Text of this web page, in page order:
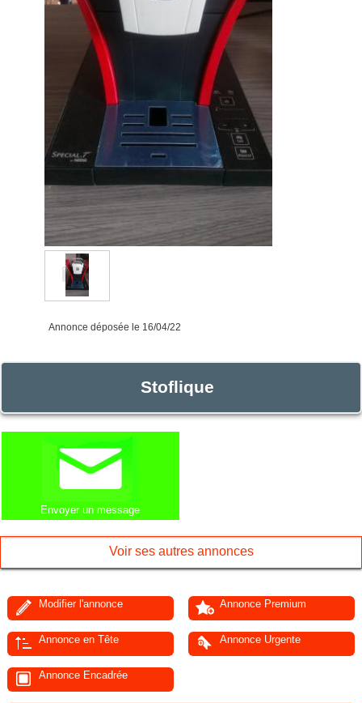
Annonce déposée le 16/04/22
Stoflique
Envoyer un message
Voir ses autres annonces
Modifier l'annonce Annonce Premium
Annonce en Tête Annonce Urgente
Annonce Encadrée